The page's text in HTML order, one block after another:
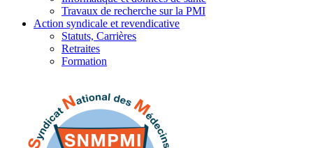
Travaux de recherche sur la PMI
Action syndicale et revendicative
Statuts, Carrières
Retraites
Formation